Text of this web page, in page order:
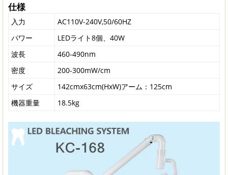
仕様
入力
AC110V-240V,50/60HZ
パワー
LEDライト8個、40W
波長
460-490nm
密度
200-300mW/cm
サイズ
142cmx63cm(HxW)アーム：125cm
機器重量
18.5kg